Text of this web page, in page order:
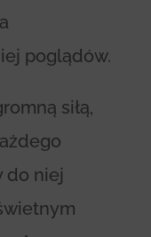
poglądów.
siłą,
do niej